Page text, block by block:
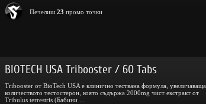
Печелиш 23 промо точки
BIOTECH USA Tribooster / 60 Tabs
Tribooster от BioTech USA е клинично тествана формула, увеличаваща
количеството тестостерон, която съдържа 2000mg чист екстракт от
Tribulus terrestris (Бабини ...